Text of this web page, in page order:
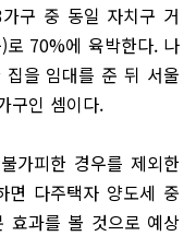
구 중 동일 자치구 거
70%에 육박한다. 나
을 임대를 준 뒤 서울
구인 셈이다.
가피한 경우를 제외한
면 다주택자 양도세 중
효과를 볼 것으로 예상